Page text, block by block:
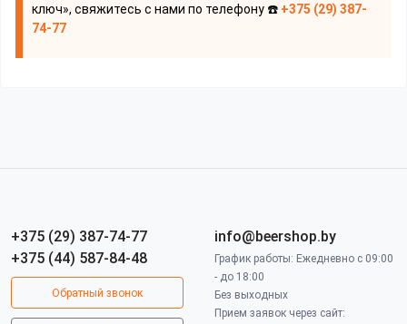
ключ», свяжитесь с нами по телефону ☎️ +375 (29) 387-
74-77
+375 (29) 387-74-77
+375 (44) 587-84-48
Обратный звонок
info@beershop.by
График работы: Ежедневно с 09:00
- до 18:00
Без выходных
Прием заявок через сайт: